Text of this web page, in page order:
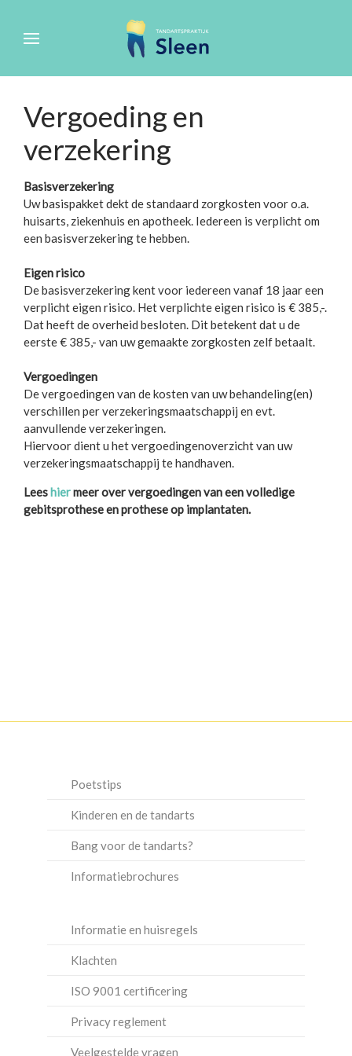
Vergoeding en
verzekering
Basisverzekering
Uw basispakket dekt de standaard zorgkosten voor o.a.
huisarts, ziekenhuis en apotheek. Iedereen is verplicht om
een basisverzekering te hebben.
Eigen risico
De basisverzekering kent voor iedereen vanaf 18 jaar een
verplicht eigen risico. Het verplichte eigen risico is € 385,-.
Dat heeft de overheid besloten. Dit betekent dat u de
eerste € 385,- van uw gemaakte zorgkosten zelf betaalt.
Vergoedingen
De vergoedingen van de kosten van uw behandeling(en)
verschillen per verzekeringsmaatschappij en evt.
aanvullende verzekeringen.
Hiervoor dient u het vergoedingenoverzicht van uw
verzekeringsmaatschappij te handhaven.
Leeshiermeer over vergoedingen van een volledige
gebitsprothese en prothese op implantaten.
Poetstips
Kinderen en de tandarts
Bang voor de tandarts?
Informatiebrochures
Informatie en huisregels
Klachten
ISO 9001 certificering
Privacy reglement
Veelgestelde vragen